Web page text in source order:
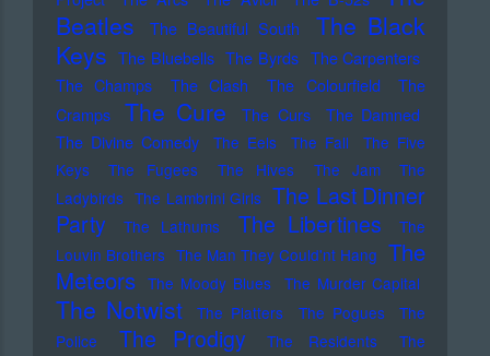
Beatles
The Beautiful South
The Black
Keys The Bluebells The Byrds The Carpenters
The Champs
The Clash The Colourfield
The
Cramps
The Cure The Curs
The Damned
The Divine Comedy
The Eels The Fall
The Five
Keys
The Fugees The Hives The Jam
The
Ladybirds The Lambrini Girls The Last Dinner
Party
The Lathums The Libertines
The
Louvin Brothers The Man They Could'nt Hang The
Meteors The Moody Blues The Murder Capital
The Notwist The Platters The Pogues
The
Police
The Prodigy The Residents
The